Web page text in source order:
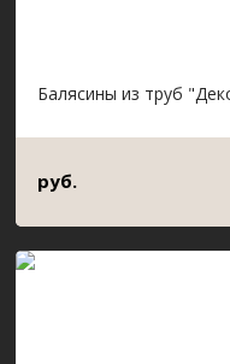
Балясины из труб
руб.